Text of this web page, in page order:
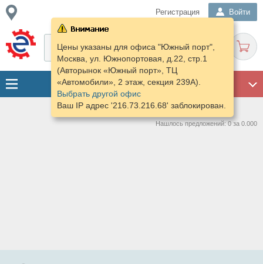
Регистрация Войти
Цены указаны для офиса "Южный порт",
Москва, ул. Южнопортовая, д.22, стр.1
(Авторынок «Южный порт», ТЦ
«Автомобили», 2 этаж, секция 239А).
Выбрать другой офис
Ваш IP адрес '216.73.216.68' заблокирован.
Нашлось предложений: 0 за 0.000